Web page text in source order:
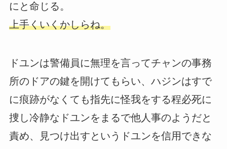
にと命じる。
上手くいくかしらね。
ドユンは警備員に無理を言ってチャンの事務
所のドアの鍵を開けてもらい、ハジンはすで
に痕跡がなくても指先に怪我をする程必死に
捜し冷静なドユンをまるで他人事のようだと
責め、見つけ出すというドユンを信用できな